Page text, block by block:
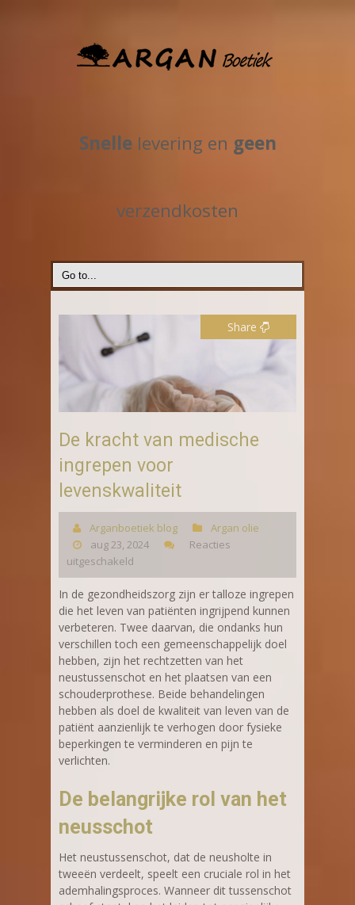
Snellelevering en geen
verzendkosten
Share
De kracht van medische
ingrepen voor
levenskwaliteit
Arganboetiek blog
Argan olie
aug 23, 2024
Reacties
uitgeschakeld
In de gezondheidszorg zijn er talloze ingrepen
die het leven van patiënten ingrijpend kunnen
verbeteren. Twee daarvan, die ondanks hun
verschillen toch een gemeenschappelijk doel
hebben, zijn het rechtzetten van het
neustussenschot en het plaatsen van een
schouderprothese. Beide behandelingen
hebben als doel de kwaliteit van leven van de
patiënt aanzienlijk te verhogen door fysieke
beperkingen te verminderen en pijn te
verlichten.
De belangrijke rol van het
neusschot
Het neustussenschot, dat de neusholte in
tweeën verdeelt, speelt een cruciale rol in het
ademhalingsproces. Wanneer dit tussenschot